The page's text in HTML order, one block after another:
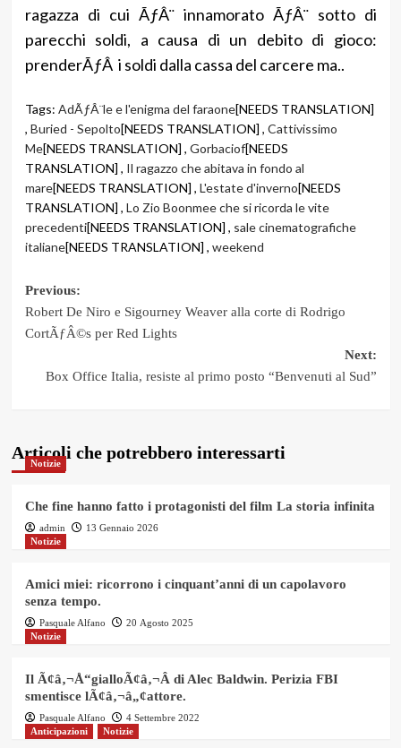
ragazza di cui ÃƒÂ¨ innamorato ÃƒÂ¨ sotto di
parecchi soldi, a causa di un debito di gioco:
prenderÃƒÂ i soldi dalla cassa del carcere ma..
Tags: AdÃƒÂ¨le e l'enigma del faraone[NEEDS TRANSLATION]
, Buried - Sepolto[NEEDS TRANSLATION] , Cattivissimo
Me[NEEDS TRANSLATION] , Gorbaciof[NEEDS
TRANSLATION] , Il ragazzo che abitava in fondo al
mare[NEEDS TRANSLATION] , L'estate d'inverno[NEEDS
TRANSLATION] , Lo Zio Boonmee che si ricorda le vite
precedenti[NEEDS TRANSLATION] , sale cinematografiche
italiane[NEEDS TRANSLATION] , weekend
Post
navigation
Previous:
Robert De Niro e Sigourney Weaver alla corte di Rodrigo
CortÃƒÂ©s per Red Lights
Next:
Box Office Italia, resiste al primo posto “Benvenuti al Sud”
Articoli che potrebbero interessarti
Notizie
Che fine hanno fatto i protagonisti del film La storia infinita
admin
13 Gennaio 2026
Notizie
Amici miei: ricorrono i cinquant’anni di un capolavoro
senza tempo.
Pasquale Alfano
20 Agosto 2025
Notizie
Il Ã¢â‚¬Å“gialloÃ¢â‚¬Â di Alec Baldwin. Perizia FBI
smentisce lÃ¢â‚¬â„¢attore.
Pasquale Alfano
4 Settembre 2022
Anticipazioni
Notizie